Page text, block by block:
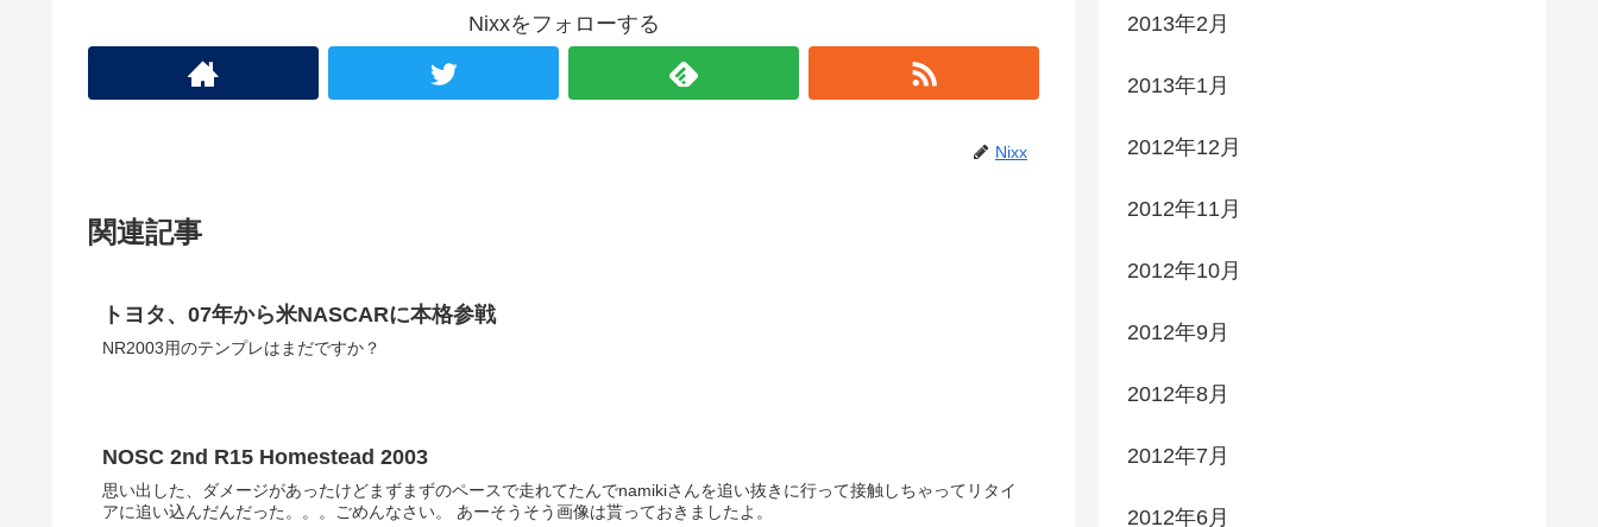
Nixxをフォローする
Nixx
関連記事
トヨタ、07年から米NASCARに本格参戦
NR2003用のテンプレはまだですか？
NOSC 2nd R15 Homestead 2003
思い出した、ダメージがあったけどまずまずのペースで走れてたんでnamikiさんを追い抜きに行って接触しちゃってリタイ
アに追い込んだんだった。。。ごめんなさい。 あーそうそう画像は貰っておきましたよ。
2013年2月
2013年1月
2012年12月
2012年11月
2012年10月
2012年9月
2012年8月
2012年7月
2012年6月